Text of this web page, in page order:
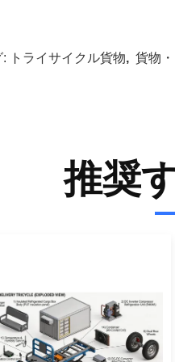
: トライサイクル貨物, 貨物
推奨